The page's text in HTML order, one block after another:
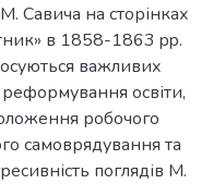
М. Савича на сторінках
в 1858-1863 pp.
важливих
освіти,
робочого
самоврядування та
поглядів М.